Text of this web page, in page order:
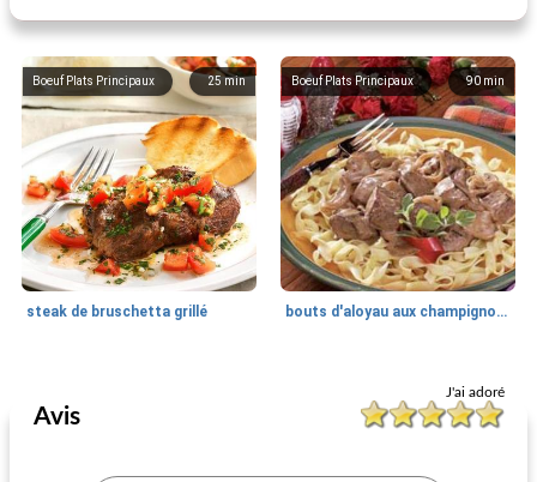
25 min
Boeuf Plats Principaux
steak de bruschetta grillé
90 min
Boeuf Plats Principaux
bouts d'aloyau aux champignons
J'ai adoré
Avis